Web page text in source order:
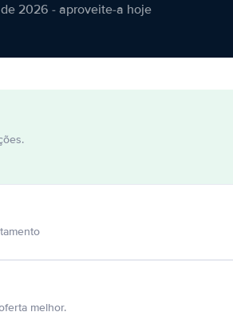
2026 - aproveite-a hoje
melhor.